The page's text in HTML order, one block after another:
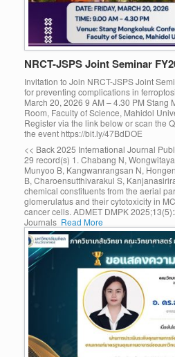
NRCT-JSPS Joint Seminar
Invitation to Join NRCT-JSPS Joint
for preventing complications in
March 20, 2026 9 AM – 4.30 PM Stang
Room, Faculty of Science, Mahidol
Register via the link below or scan the
the event https://bit.ly/47BdDOE
<< Back 2025 International Journal
29 record(s) 1. Chabang N,
Munyoo B, Kangwanrangsan N,
B, Charoensutthivarakul S,
chemical constituents from the aerial
glomerulatus and their cytotoxicity in
cancer cells. ADMET DMPK
Journals Read More